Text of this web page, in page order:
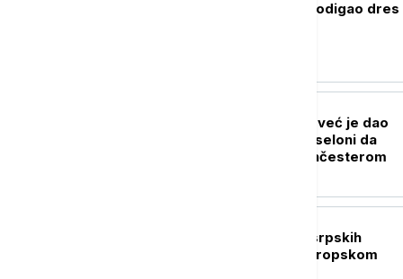
Mohamed Salah podigao dres
Rodri neće u Real već je dao
zeleno svetlo Barseloni da
pregovara sa Mančesterom
Austrija bolja od srpskih
rukometaša na Evropskom